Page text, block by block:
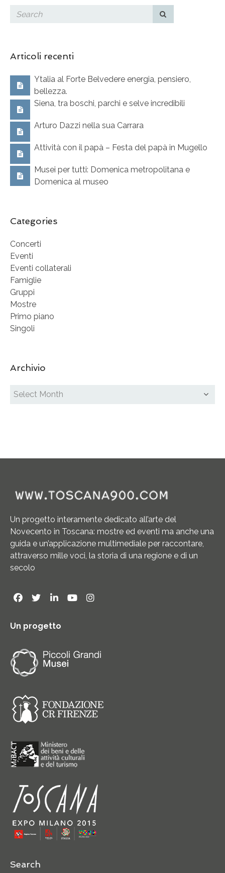
Articoli recenti
Ytalia al Forte Belvedere energia, pensiero,
bellezza.
Siena, tra boschi, parchi e selve incredibili
Arturo Dazzi nella sua Carrara
Attività con il papà – Festa del papà in Mugello
Musei per tutti: Domenica metropolitana e
Domenica al museo
Categories
Concerti
Eventi
Eventi collaterali
Famiglie
Gruppi
Mostre
Primo piano
Singoli
Archivio
Un progetto interamente dedicato all’arte del
Novecento in Toscana: mostre ed eventi ma anche una
guida e un’applicazione multimediale per raccontare,
attraverso mille voci, la storia di una regione e di un
secolo
Un progetto
Search